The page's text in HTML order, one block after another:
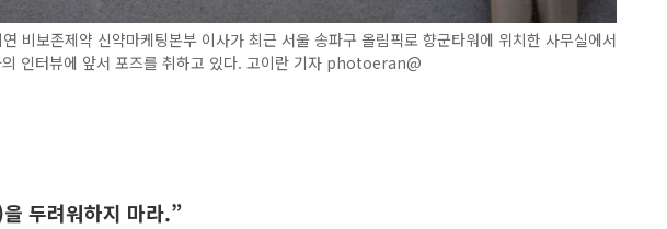
비보존제약 신약마케팅본부 이사가 최근 서울 송파구 올림픽로 향군타워에 위치한 사무실에서
인터뷰에 앞서 포즈를 취하고 있다. 고이란 기자 photoeran@
두려워하지 마라.”